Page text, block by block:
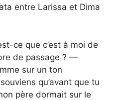
entre Larissa et Dima
ce que c’est à moi de
de passage ? —
sur un ton
qu’avant que tu
père dormait sur le